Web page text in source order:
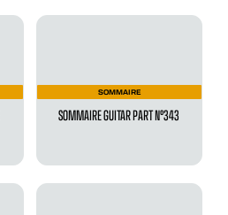
SOMMAIRE
SOMMAIRE GUITAR PART N°343